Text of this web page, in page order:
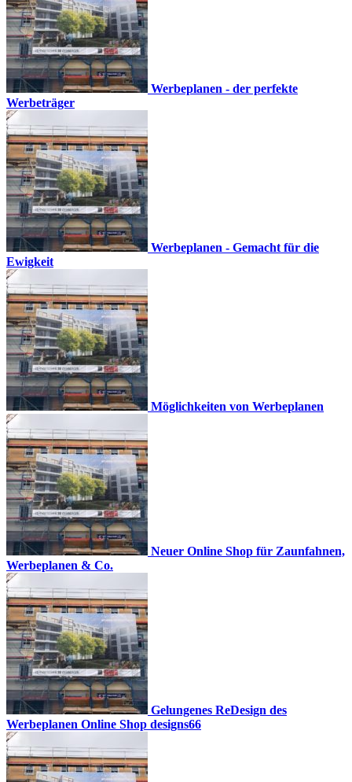
Werbeplanen - der perfekte
Werbeträger
Werbeplanen - Gemacht für die
Ewigkeit
Möglichkeiten von Werbeplanen
Neuer Online Shop für Zaunfahnen,
Werbeplanen & Co.
Gelungenes ReDesign des
Werbeplanen Online Shop designs66